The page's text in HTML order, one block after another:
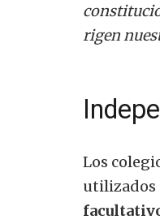
rigen
Los
utilizados